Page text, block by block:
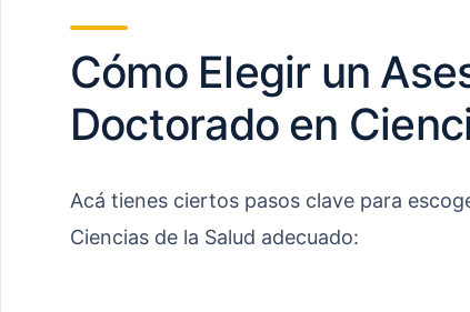
Cómo Elegir un
Doctorado en
Acá tienes ciertos pasos clave para
Ciencias de la Salud adecuado: